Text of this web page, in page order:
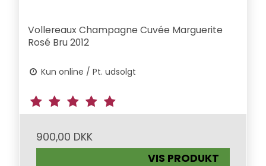
Vollereaux Champagne Cuvée Marguerite
Rosé Bru 2012
Kun online / Pt. udsolgt
900,00 DKK
VIS PRODUKT